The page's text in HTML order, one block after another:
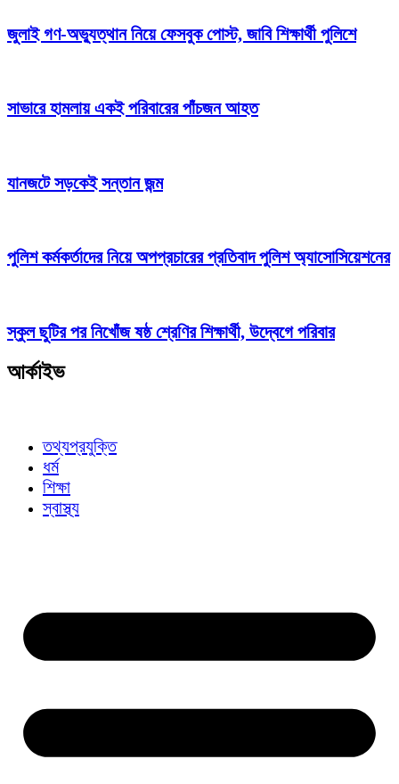
জুলাই গণ-অভ্যুত্থান নিয়ে ফেসবুক পোস্ট, জাবি শিক্ষার্থী পুলিশে
সাভারে হামলায় একই পরিবারের পাঁচজন আহত
যানজটে সড়কেই সন্তান জন্ম
পুলিশ কর্মকর্তাদের নিয়ে অপপ্রচারের প্রতিবাদ পুলিশ অ্যাসোসিয়েশনের
স্কুল ছুটির পর নিখোঁজ ষষ্ঠ শ্রেণির শিক্ষার্থী, উদ্বেগে পরিবার
আর্কাইভ
তথ্যপ্রযুক্তি
ধর্ম
শিক্ষা
স্বাস্থ্য